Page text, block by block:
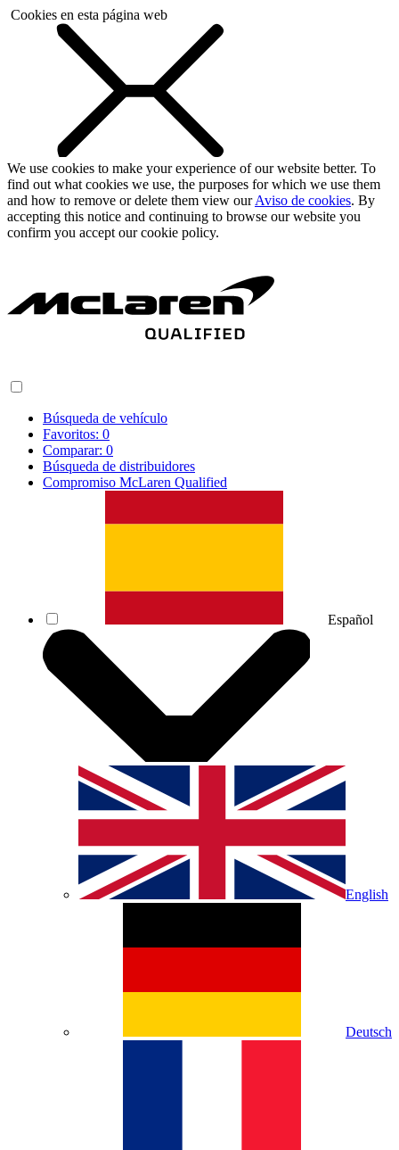
Cookies en esta página web
We use cookies to make your experience of our website better. To
find out what cookies we use, the purposes for which we use them
and how to remove or delete them view ourAviso de cookies. By
accepting this notice and continuing to browse our website you
confirm you accept our cookie policy.
Búsqueda de vehículo
Favoritos: 0
Comparar: 0
Búsqueda de distribuidores
Compromiso McLaren Qualified
Español
English
Deutsch